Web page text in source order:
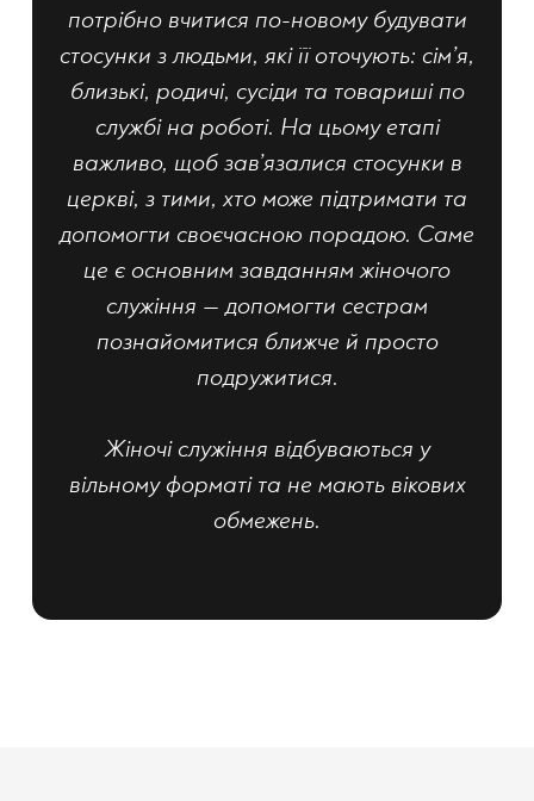
потрібно вчитися по-новому будувати
стосунки з людьми, які її оточують: сім’я,
близькі, родичі, сусіди та товариші по
службі на роботі. На цьому етапі
важливо, щоб зав’язалися стосунки в
церкві, з тими, хто може підтримати та
допомогти своєчасною порадою. Саме
це є основним завданням жіночого
служіння — допомогти сестрам
познайомитися ближче й просто
подружитися.
Жіночі служіння відбуваються у
вільному форматі та не мають вікових
обмежень.